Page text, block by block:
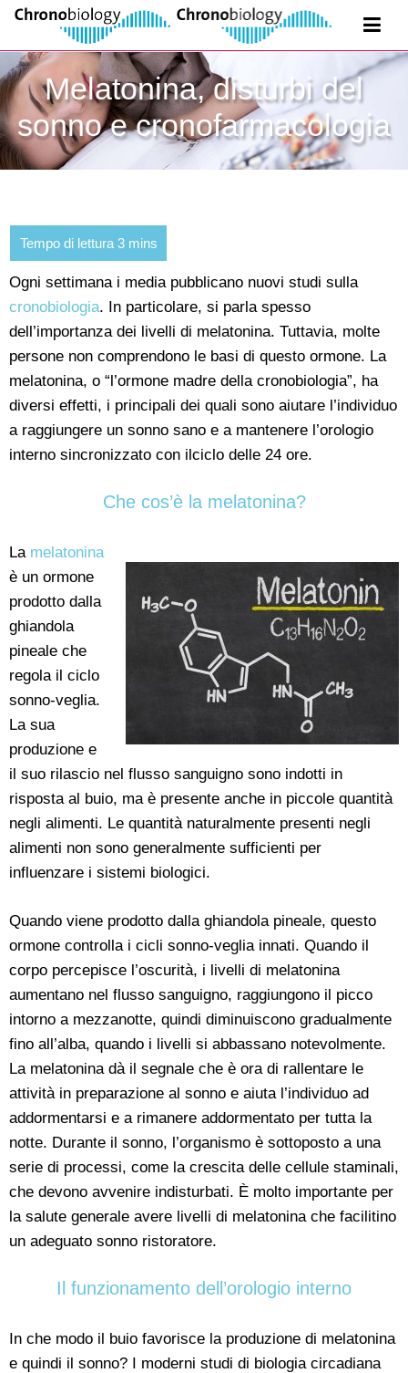
Melatonina, disturbi del
sonno e cronofarmacologia
Ogni settimana i media pubblicano nuovi studi sulla
cronobiologia. In particolare, si parla spesso
dell’importanza dei livelli di melatonina. Tuttavia, molte
persone non comprendono le basi di questo ormone. La
melatonina, o “l’ormone madre della cronobiologia”, ha
diversi effetti, i principali dei quali sono aiutare l’individuo
a raggiungere un sonno sano e a mantenere l’orologio
interno sincronizzato con ilciclo delle 24 ore.
Che cos’è la melatonina?
La melatonina
è un ormone
prodotto dalla
ghiandola
pineale che
regola il ciclo
sonno-veglia.
La sua
produzione e
il suo rilascio nel flusso sanguigno sono indotti in
risposta al buio, ma è presente anche in piccole quantità
negli alimenti. Le quantità naturalmente presenti negli
alimenti non sono generalmente sufficienti per
influenzare i sistemi biologici.
Quando viene prodotto dalla ghiandola pineale, questo
ormone controlla i cicli sonno-veglia innati. Quando il
corpo percepisce l’oscurità, i livelli di melatonina
aumentano nel flusso sanguigno, raggiungono il picco
intorno a mezzanotte, quindi diminuiscono gradualmente
fino all’alba, quando i livelli si abbassano notevolmente.
La melatonina dà il segnale che è ora di rallentare le
attività in preparazione al sonno e aiuta l’individuo ad
addormentarsi e a rimanere addormentato per tutta la
notte. Durante il sonno, l’organismo è sottoposto a una
serie di processi, come la crescita delle cellule staminali,
che devono avvenire indisturbati. È molto importante per
la salute generale avere livelli di melatonina che facilitino
un adeguato sonno ristoratore.
Il funzionamento dell’orologio interno
In che modo il buio favorisce la produzione di melatonina
e quindi il sonno? I moderni studi di biologia circadiana